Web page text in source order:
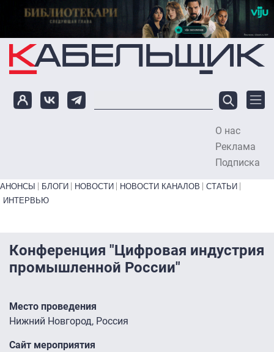
Перейти к основному содержанию
О нас
Реклама
Подписка
Primary links bottom
АНОНСЫ БЛОГИ НОВОСТИ НОВОСТИ КАНАЛОВ
СТАТЬИ
ИНТЕРВЬЮ
Конференция "Цифровая индустрия
промышленной России"
Место проведения
Нижний Новгород, Россия
Сайт мероприятия